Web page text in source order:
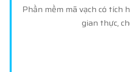
Phần mềm mã vạch có tích
gian thực,